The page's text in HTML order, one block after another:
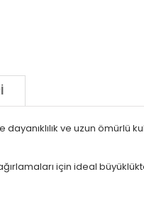
ve uzun ömürlü
için ideal